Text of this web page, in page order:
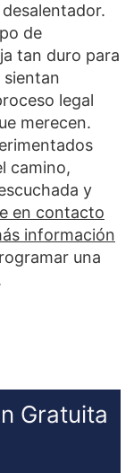
de
tan duro para
sientan
legal
merecen.
camino,
y
en contacto
información
una
Gratuita